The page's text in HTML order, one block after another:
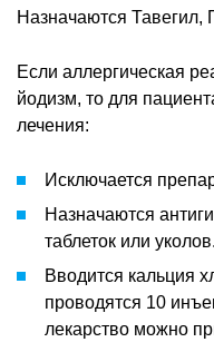
Назначаются
Если аллергическая
йодизм, то для
лечения:
Исключается
Назначаются
таблеток или уколов.
Вводится кальция
проводятся 10
лекарство можно